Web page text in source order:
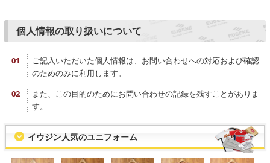
個人情報の取り扱いについて
ご記入いただいた個人情報は、お問い合わせへの対応および確認
のためのみに利用します。
また、この目的のためにお問い合わせの記録を残すことがありま
す。
イウジン人気のユニフォーム